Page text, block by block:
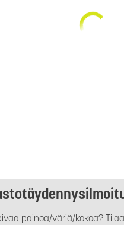
painoa/väriä/kokoa?